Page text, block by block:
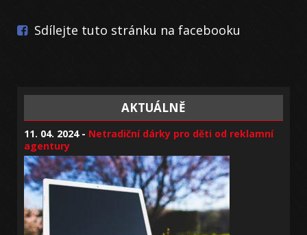
Sdílejte tuto stránku na facebooku
AKTUÁLNĚ
11. 04. 2024 - Netradiční dárky pro děti od reklamní
agentury